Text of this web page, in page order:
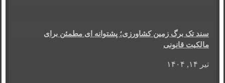
سند تک برگ زمین کشاورزی؛ پشتوانه ای مطمئن برای
مالکیت قانونی
تیر ۱۴, ۱۴۰۴